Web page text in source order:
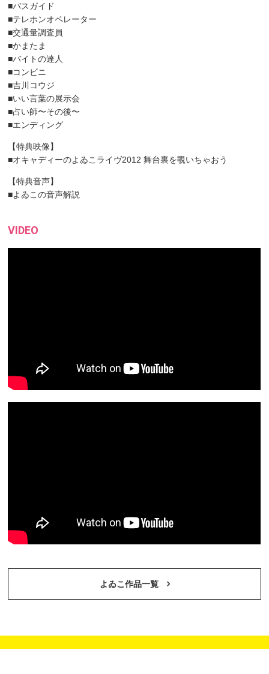
■バスガイド
■テレホンオペレーター
■交通量調査員
■かまたま
■バイトの達人
■コンビニ
■吉川コウジ
■いい言葉の展示会
■占い師〜その後〜
■エンディング
【特典映像】
■オキャディーのよゐこライヴ2012 舞台裏を覗いちゃおう
【特典音声】
■よゐこの音声解説
VIDEO
よゐこ作品一覧